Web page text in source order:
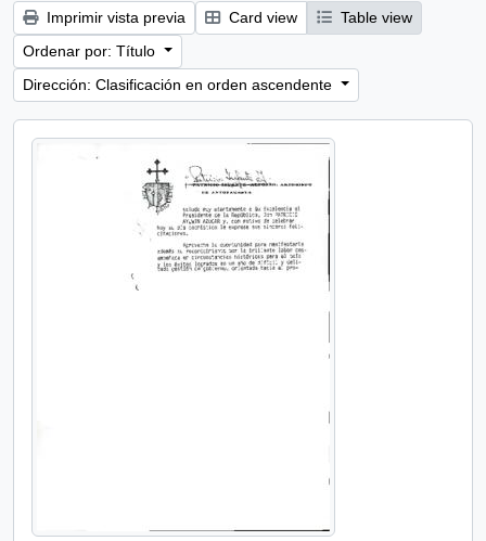
Imprimir vista previa Card view
Table view
Ordenar por: Título
Dirección: Clasificación en orden ascendente